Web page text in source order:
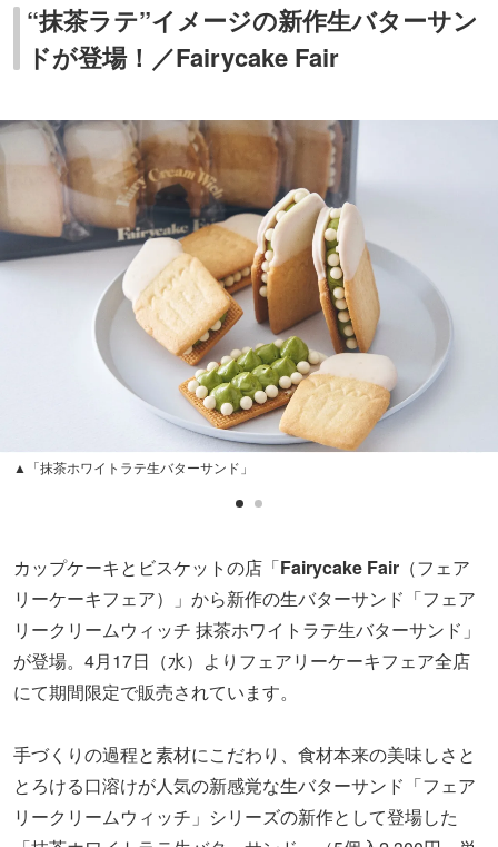
“抹茶ラテ”イメージの新作生バターサン
ドが登場！／Fairycake Fair
▲「抹茶ホワイトラテ生バターサンド」
カップケーキとビスケットの店「Fairycake Fair （フェア
リーケーキフェア）」から新作の生バターサンド「フェア
リークリームウィッチ 抹茶ホワイトラテ生バターサンド」
が登場。4月17日（水）よりフェアリーケーキフェア全店
にて期間限定で販売されています。
手づくりの過程と素材にこだわり、食材本来の美味しさと
とろける口溶けが人気の新感覚な生バターサンド「フェア
リークリームウィッチ」シリーズの新作として登場した